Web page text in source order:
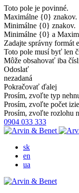
Toto pole je povinné.
Maximálne {0} znakov.
Minimálne {0} znakov.
Minimálne {0} a
Zadajte správny formát
Toto pole musí byť len
Môže obsahovať iba
Odoslať
nezadaná
Pokračovať ďalej
Prosím, zvoľte typ
Prosím, zvoľte počet
Prosím, zvoľte rozlohu
0904 033 333
sk
en
ua